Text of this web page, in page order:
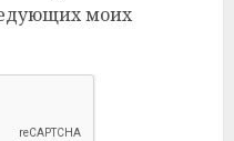
моих